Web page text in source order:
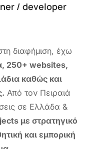
/ developer
διαφήμιση, έχω
250+ websites,
καθώς και
Από τον Πειραιά
σε Ελλάδα &
με στρατηγικό
και εμπορική